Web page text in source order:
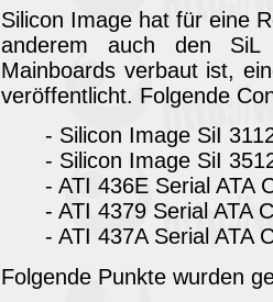
Silicon Image hat für eine
anderem auch den
Mainboards verbaut ist,
veröffentlicht. Folgende
- Silicon Image SiI
- Silicon Image SiI
- ATI 436E Serial ATA
- ATI 4379 Serial ATA
- ATI 437A Serial ATA
Folgende Punkte wurden